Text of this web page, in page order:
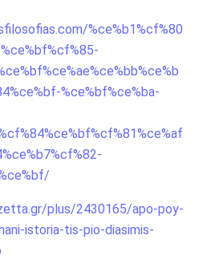
%ce%b1%cf%80
%ce%bf%ce%ba-
plus/2430165/apo-poy-
istoria-tis-pio-diasimis-